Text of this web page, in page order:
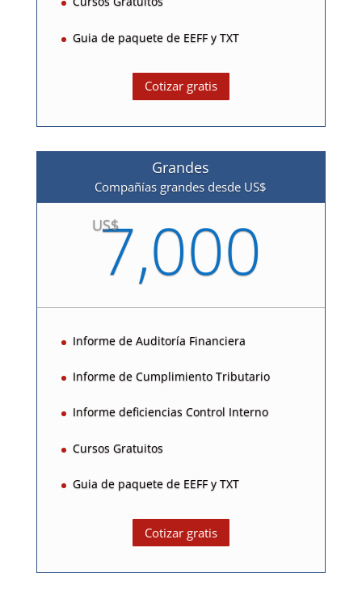
Guia de paquete de EEFF y TXT
Cotizar gratis
Grandes
Compañías grandes desde US$
US$
7,000
Informe de Auditoría Financiera
Informe de Cumplimiento Tributario
Informe deficiencias Control Interno
Cursos Gratuitos
Guia de paquete de EEFF y TXT
Cotizar gratis